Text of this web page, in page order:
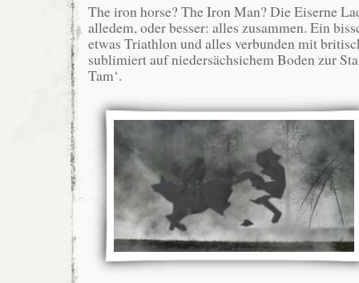
The iron horse? The Iron Man? Die Eiserne
alledem, oder besser: alles zusammen. Ein
etwas Triathlon und alles verbunden mit
sublimiert auf niedersächsichem Boden zur
Tam‘.